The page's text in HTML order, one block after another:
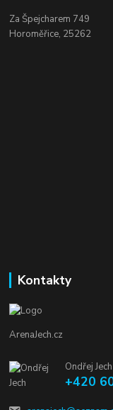
Za Špejcharem 749
Horoměřice, 25262
Kontakty
ArenaJech.cz
Ondřej Jech
+420